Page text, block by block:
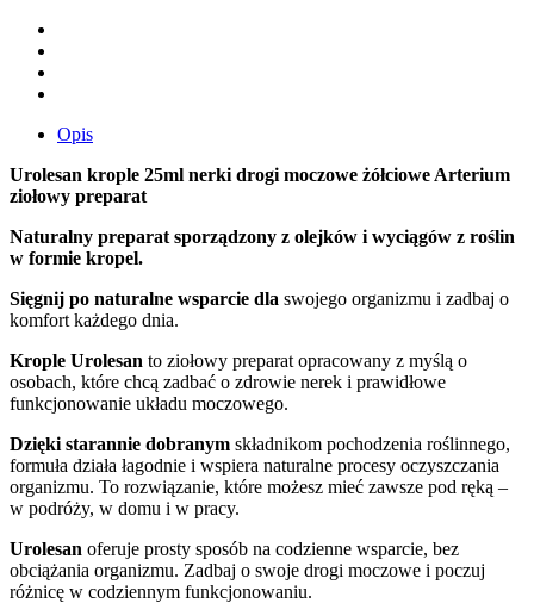
Opis
Urolesan krople 25ml nerki drogi moczowe żółciowe Arterium
ziołowy preparat
Naturalny preparat sporządzony z olejków i wyciągów z roślin
w formie kropel.
Sięgnij po naturalne wsparcie dla swojego organizmu i zadbaj o
komfort każdego dnia.
Krople Urolesan to ziołowy preparat opracowany z myślą o
osobach, które chcą zadbać o zdrowie nerek i prawidłowe
funkcjonowanie układu moczowego.
Dzięki starannie dobranym składnikom pochodzenia roślinnego,
formuła działa łagodnie i wspiera naturalne procesy oczyszczania
organizmu. To rozwiązanie, które możesz mieć zawsze pod ręką –
w podróży, w domu i w pracy.
Urolesan oferuje prosty sposób na codzienne wsparcie, bez
obciążania organizmu. Zadbaj o swoje drogi moczowe i poczuj
różnicę w codziennym funkcjonowaniu.